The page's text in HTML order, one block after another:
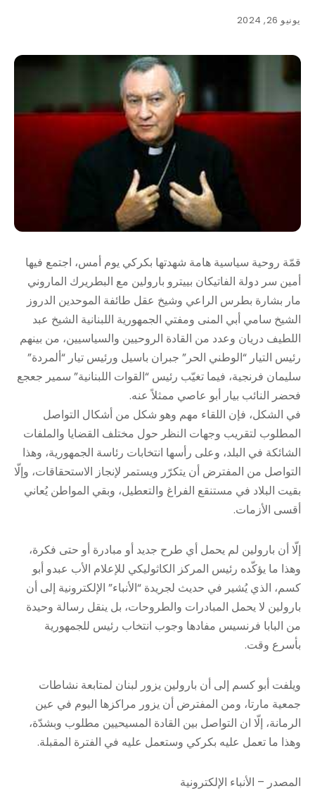
يونيو 26, 2024
قمّة روحية سياسية هامة شهدتها بكركي يوم أمس، اجتمع فيها
أمين سر دولة الفاتيكان بييترو بارولين مع البطريرك الماروني
مار بشارة بطرس الراعي وشيخ عقل طائفة الموحدين الدروز
الشيخ سامي أبي المنى ومفتي الجمهورية اللبنانية الشيخ عبد
اللطيف دريان وعدد من القادة الروحيين والسياسيين، من بينهم
رئيس التيار “الوطني الحر” جبران باسيل ورئيس تيار “ألمردة”
سليمان فرنجية، فيما تغيّب رئيس “القوات اللبنانية” سمير جعجع
فحضر النائب بيار أبو عاصي ممثلاً عنه.
في الشكل، فإن اللقاء مهم وهو شكل من أشكال التواصل
المطلوب لتقريب وجهات النظر حول مختلف القضايا والملفات
الشائكة في البلد، وعلى رأسها انتخابات رئاسة الجمهورية، وهذا
التواصل من المفترض أن يتكرّر ويستمر لإنجاز الاستحقاقات، وإلّا
بقيت البلاد في مستنقع الفراغ والتعطيل، وبقي المواطن يُعاني
أقسى الأزمات.
إلّا أن بارولين لم يحمل أي طرح جديد أو مبادرة أو حتى فكرة،
وهذا ما يؤكّده رئيس المركز الكاثوليكي للإعلام الأب عبدو أبو
كسم، الذي يُشير في حديث لجريدة “الأنباء” الإلكترونية إلى أن
بارولين لا يحمل المبادرات والطروحات، بل ينقل رسالة وحيدة
من البابا فرنسيس مفادها وجوب انتخاب رئيس للجمهورية
بأسرع وقت.
ويلفت أبو كسم إلى أن بارولين يزور لبنان لمتابعة نشاطات
جمعية مارتا، ومن المفترض أن يزور مراكزها اليوم في عين
الرمانة، إلّا ان التواصل بين القادة المسيحيين مطلوب وبشدّة،
وهذا ما تعمل عليه بكركي وستعمل عليه في الفترة المقبلة.
المصدر – الأنباء الإلكترونية